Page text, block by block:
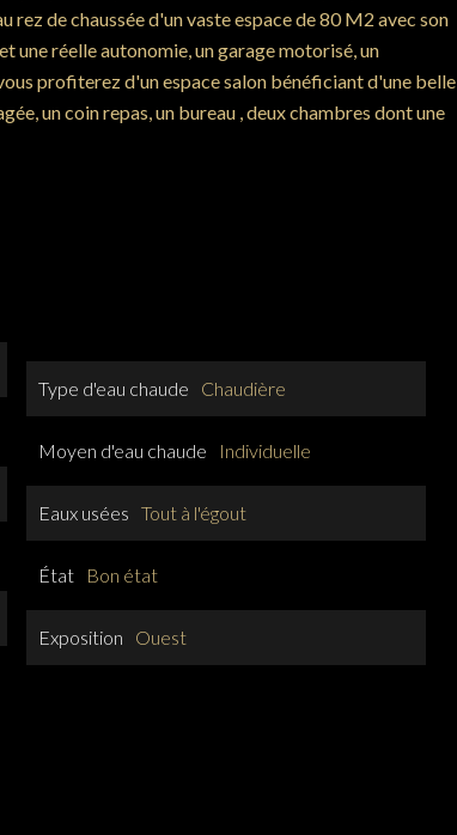
de chaussée d'un vaste espace de 80 M2 avec son
réelle autonomie, un garage motorisé, un
profiterez d'un espace salon bénéficiant d'une belle
un coin repas, un bureau , deux chambres dont une
Type d'eau chaude Chaudière
Moyen d'eau chaude Individuelle
Eaux usées Tout à l'égout
État Bon état
Exposition Ouest